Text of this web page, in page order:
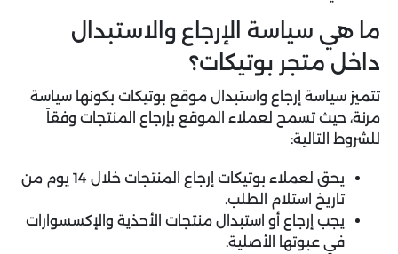
ما هي سياسة الإرجاع والاستبدال
داخل متجر بوتيكات؟
تتميز سياسة إرجاع واستبدال موقع بوتيكات بكونها سياسة
مرنة، حيث تسمح لعملاء الموقع بإرجاع المنتجات وفقاً
للشروط التالية:
يحق لعملاء بوتيكات إرجاع المنتجات خلال 14 يوم من
تاريخ استلام الطلب.
يجب إرجاع أو استبدال منتجات الأحذية والإكسسوارات
في عبوتها الأصلية.